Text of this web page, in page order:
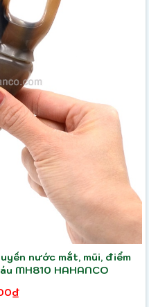
nước mắt, mũi, điểm
MH810 HAHANCO